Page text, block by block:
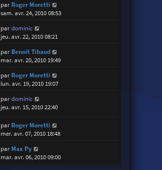
par Roger Moretti
sam. avr. 24, 2010 08:53
pardominic
jeu. avr. 22, 2010 08:21
par Benoit Tibaud
mar. avr. 20, 2010 19:49
par Roger Moretti
lun. avr. 19, 2010 19:07
pardominic
jeu. avr. 15, 2010 22:40
par Roger Moretti
mer. avr. 07, 2010 18:48
par Max Py
mar. avr. 06, 2010 09:00